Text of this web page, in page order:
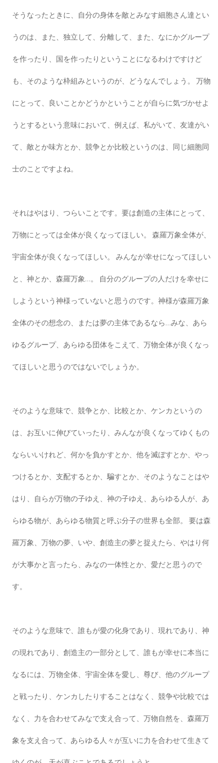
そうなったときに、自分の身体を敵とみなす細胞さん達とい
うのは、また、独立して、分離して、また、なにかグループ
を作ったり、国を作ったりということになるわけですけど
も、そのような枠組みというのが、どうなんでしょう。 万物
にとって、良いことかどうかということが自らに気づかせよ
うとするという意味において、例えば、私がいて、友達がい
て、敵とか味方とか、競争とか比較というのは、同じ細胞同
士のことですよね。
それはやはり、つらいことです。要は創造の主体にとって、
万物にとっては全体が良くなってほしい。 森羅万象全体が、
宇宙全体が良くなってほしい。 みんなが幸せになってほしい
と、神とか、森羅万象…。 自分のグループの人だけを幸せに
しようという神様っていないと思うのです。神様が森羅万象
全体のその想念の、または夢の主体であるなら…みな、あら
ゆるグループ、あらゆる団体をこえて、万物全体が良くなっ
てほしいと思うのではないでしょうか。
そのような意味で、競争とか、比較とか、ケンカというの
は、お互いに伸びていったり、みんなが良くなってゆくもの
ならいいけれど、何かを負かすとか、他を滅ぼすとか、やっ
つけるとか、支配するとか、騙すとか、そのようなことはや
はり、自らが万物の子ゆえ、神の子ゆえ、あらゆる人が、あ
らゆる物が、あらゆる物質と呼ぶ分子の世界も全部。 要は森
羅万象、万物の夢、いや、創造主の夢と捉えたら、やはり何
が大事かと言ったら、みなの一体性とか、愛だと思うので
す。
そのような意味で、誰もが愛の化身であり、現れであり、神
の現れであり、創造主の一部分として、誰もが幸せに本当に
なるには、万物全体、宇宙全体を愛し、尊び、他のグループ
と戦ったり、ケンカしたりすることはなく、競争や比較では
なく、力を合わせてみなで支え合って、万物自然を、森羅万
象を支え合って、あらゆる人々が互いに力を合わせて生きて